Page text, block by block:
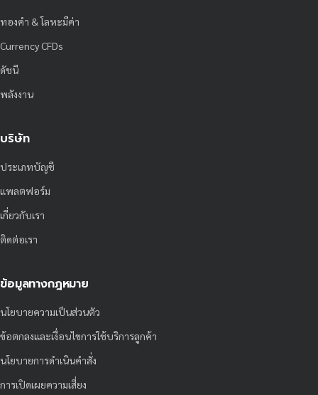
ทองคำ & โลหะมีค่า
Currency CFDs
ดัชนี
พลังงาน
บริษัท
ประเภทบัญชี
แพลตฟอร์ม
เกี่ยวกับเรา
ติดต่อเรา
ข้อมูลทางกฎหมาย
นโยบายความเป็นส่วนตัว
ข้อตกลงและเงื่อนไขการใช้บริการลูกค้า
นโยบายการดำเนินคำสั่ง
การเปิดเผยความเสี่ยง